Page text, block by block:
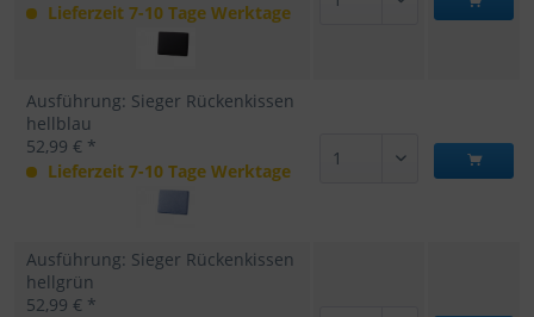
Lieferzeit 7-10 Tage Werktage
Ausführung: Sieger Rückenkissen
hellblau
52,99 € *
Lieferzeit 7-10 Tage Werktage
Ausführung: Sieger Rückenkissen
hellgrün
52,99 € *